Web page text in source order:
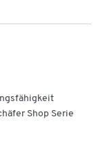
Shop Serie